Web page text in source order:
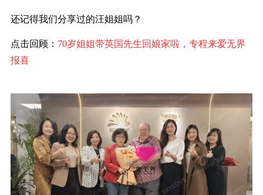
还记得我们分享过的汪姐姐吗？
点击回顾： 70岁姐姐带英国先生回娘家啦，专程来爱无界
报喜